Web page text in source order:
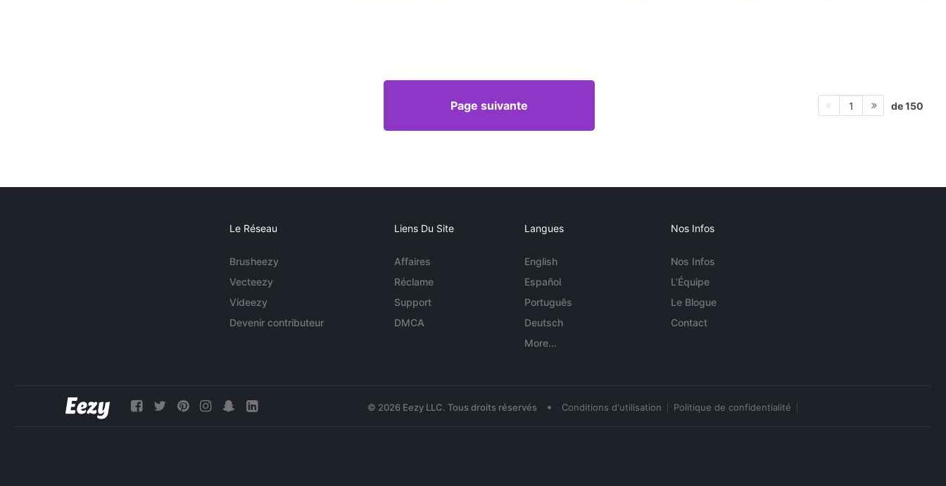
Page suivante 1 de 150
Le Réseau
Brusheezy
Vecteezy
Videezy
Devenir contributeur
Liens Du Site
Affaires
Réclame
Support
DMCA
Langues
English
Español
Português
Deutsch
More...
Nos Infos
Nos Infos
L'Équipe
Le Blogue
Contact
© 2026 Eezy LLC. Tous droits réservés • Conditions d'utilisation Politique de confidentialité